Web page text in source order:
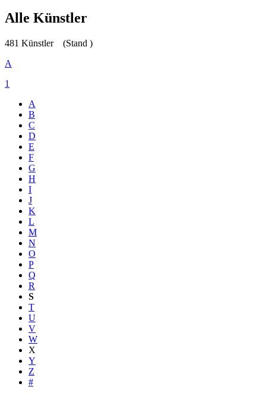
Alle Künstler
481 Künstler
(Stand )
A
1
A
B
C
D
E
F
G
H
I
J
K
L
M
N
O
P
Q
R
S
T
U
V
W
X
Y
Z
#